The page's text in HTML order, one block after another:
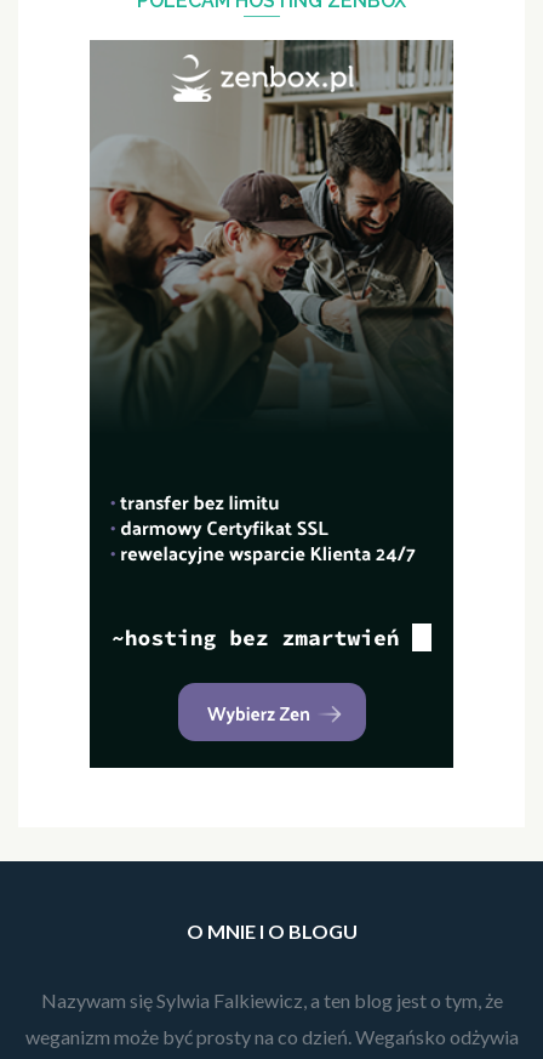
O MNIE I O BLOGU
Nazywam się Sylwia Falkiewicz, a ten blog jest o tym, że
weganizm może być prosty na co dzień. Wegańsko odżywia